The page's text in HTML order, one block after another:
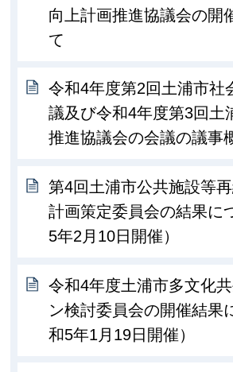
向上計画推進協議会の開
て
令和4年度第2回土浦市社
議及び令和4年度第3回土
推進協議会の会議の議事
第4回土浦市公共施設等
計画策定委員会の結果に
5年2月10日開催）
令和4年度土浦市多文化
ン検討委員会の開催結果
和5年1月19日開催）